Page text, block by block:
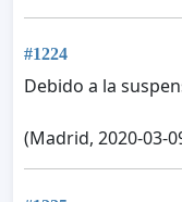
#1224
Debido a la
(Madrid, 2020-03-